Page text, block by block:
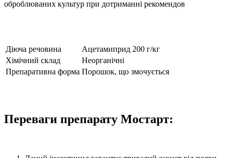
оброблюваних культур при дотриманні рекомендов
Діюча речовина
Ацетамиприд 200 г/кг
Хімічний склад
Неорганічні
Препаративна форма Порошок, що змочується
Переваги препарату Мостарт: